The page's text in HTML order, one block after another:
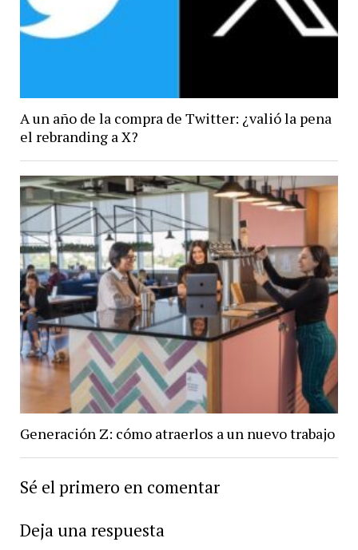
A un año de la compra de Twitter: ¿valió la pena
el rebranding a X?
Generación Z: cómo atraerlos a un nuevo trabajo
Sé el primero en comentar
Deja una respuesta